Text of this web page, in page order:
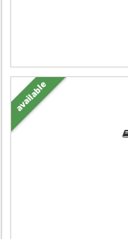
available